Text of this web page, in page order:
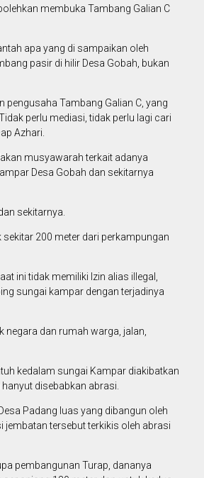
membuka Tambang Galian C
apa yang di sampaikan oleh
pasir di hilir Desa Gobah, bukan
Tambang Galian C, yang
perlu mediasi, tidak perlu lagi cari
Azhari.
musyawarah terkait adanya
Desa Gobah dan sekitarnya
sekitarnya.
200 meter dari perkampungan
ini tidak memiliki Izin alias illegal,
sungai kampar dengan terjadinya
dan rumah warga, jalan,
kedalam sungai Kampar diakibatkan
disebabkan abrasi.
Padang luas yang dibangun oleh
tersebut terkikis oleh abrasi
pembangunan Turap, dananya